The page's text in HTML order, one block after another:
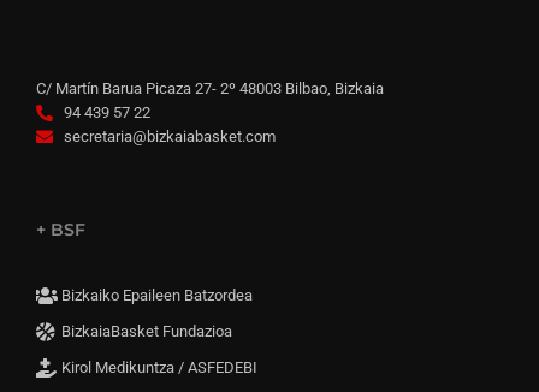
C/ Martín Barua Picaza 27- 2º 48003 Bilbao, Bizkaia
94 439 57 22
secretaria@bizkaiabasket.com
+ BSF
Bizkaiko Epaileen Batzordea
BizkaiaBasket Fundazioa
Kirol Medikuntza / ASFEDEBI